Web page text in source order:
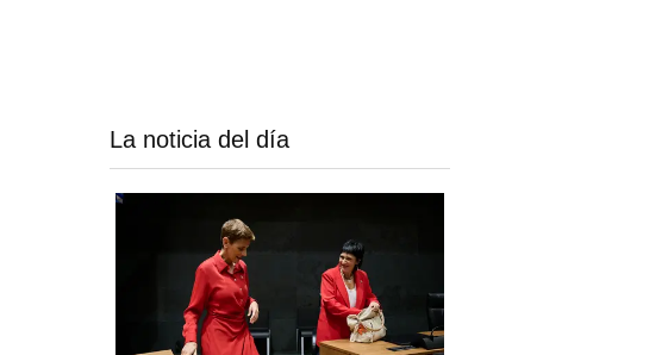
La noticia del día